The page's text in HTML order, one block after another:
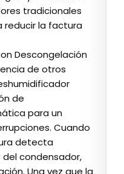
tradicionales
reducir la factura
Descongelación
de otros
de
para un
Cuando
detecta
condensador,